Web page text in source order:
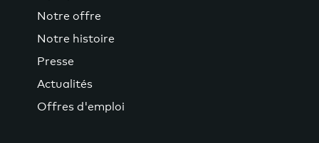
Notre offre
Notre histoire
Presse
Actualités
Offres d'emploi